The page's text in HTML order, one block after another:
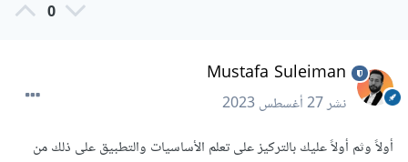
0
Mustafa Suleiman
نشر27 أغسطس 2023
أولاً وثم أولاً عليك بالتركيز على تعلم الأساسيات والتطبيق على ذلك من